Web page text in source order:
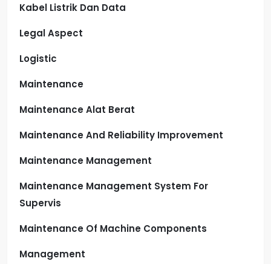
Kabel Listrik Dan Data
Legal Aspect
Logistic
Maintenance
Maintenance Alat Berat
Maintenance And Reliability Improvement
Maintenance Management
Maintenance Management System For
Supervis
Maintenance Of Machine Components
Management